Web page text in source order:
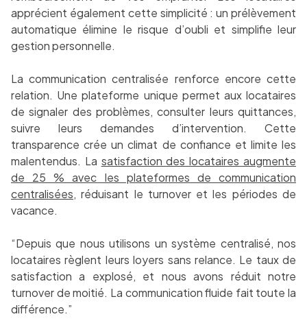
apprécient également cette simplicité : un prélèvement
automatique élimine le risque d’oubli et simplifie leur
gestion personnelle.
La communication centralisée renforce encore cette
relation. Une plateforme unique permet aux locataires
de signaler des problèmes, consulter leurs quittances,
suivre leurs demandes d’intervention. Cette
transparence crée un climat de confiance et limite les
malentendus. La satisfaction des locataires augmente
de 25 % avec les plateformes de communication
centralisées, réduisant le turnover et les périodes de
vacance.
“Depuis que nous utilisons un système centralisé, nos
locataires règlent leurs loyers sans relance. Le taux de
satisfaction a explosé, et nous avons réduit notre
turnover de moitié. La communication fluide fait toute la
différence.”